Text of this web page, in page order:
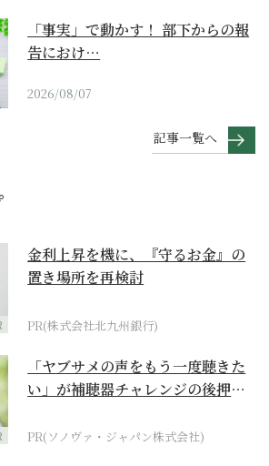
「事実」で動かす！ 部下からの報
告におけ…
2026/08/07
記事一覧へ
金利上昇を機に、『守るお金』の
置き場所を再検討
PR(株式会社北九州銀行)
「ヤブサメの声をもう一度聴きた
い」が補聴器チャレンジの後押し
PR(ソノヴァ・ジャパン株式会社)